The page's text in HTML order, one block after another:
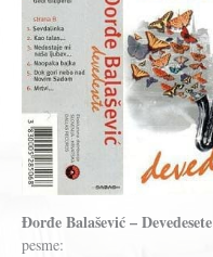
Đorđe Balašević – Devedesete
pesme: